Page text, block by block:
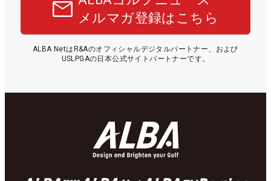
メルマガ登録はこちら
ALBA NetはR&Aのオフィシャルデジタルパートナー、および
USLPGAの日本公式サイトパートナーです。